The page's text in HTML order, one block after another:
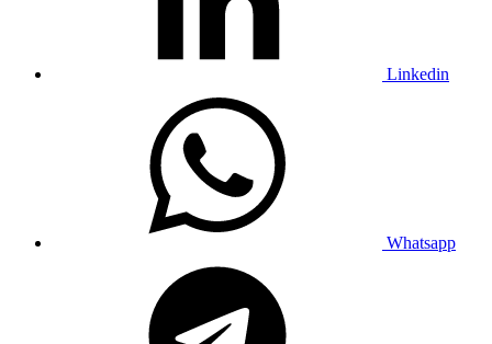
Linkedin
Whatsapp